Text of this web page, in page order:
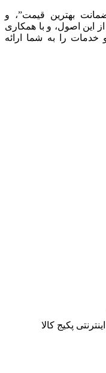
بهترین قیمت”، و
این اصول، و با همکاری
خدمات را به شما ارائه
پکیج کالا